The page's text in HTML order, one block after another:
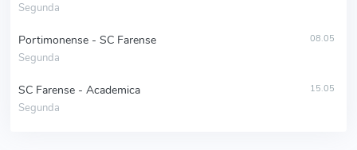
Segunda
Portimonense - SC Farense
Segunda
08.05
SC Farense - Academica
Segunda
15.05